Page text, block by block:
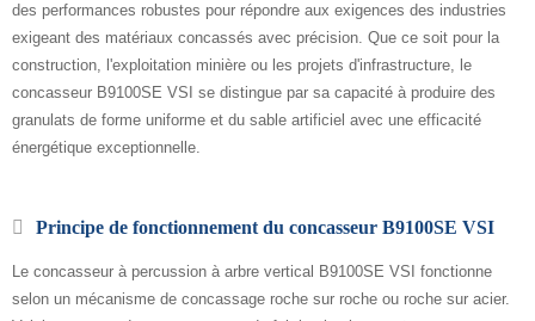
des performances robustes pour répondre aux exigences des industries
exigeant des matériaux concassés avec précision. Que ce soit pour la
construction, l'exploitation minière ou les projets d'infrastructure, le
concasseur B9100SE VSI se distingue par sa capacité à produire des
granulats de forme uniforme et du sable artificiel avec une efficacité
énergétique exceptionnelle.
Principe de fonctionnement du concasseur B9100SE VSI
Le concasseur à percussion à arbre vertical B9100SE VSI fonctionne
selon un mécanisme de concassage roche sur roche ou roche sur acier.